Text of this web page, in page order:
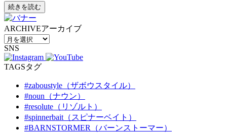
続きを読む
ARCHIVEアーカイブ
SNS
TAGSタグ
#zaboustyle（ザボウスタイル）
#noun（ナウン）
#resolute（リゾルト）
#spinnerbait（スピナーベイト）
#BARNSTORMER（バーンストーマー）